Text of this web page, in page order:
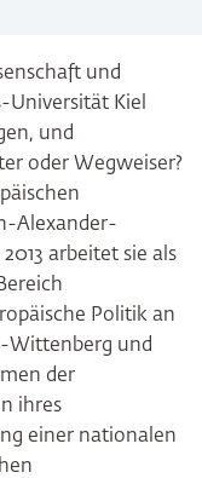
und
Kiel
und
oder Wegweiser?
Alexander-
arbeitet sie als
Politik an
Wittenberg und
der
ihres
einer nationalen